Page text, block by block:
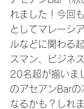
れました！今回
としてマレーシ
ルなどに関わる
スマン、ビジネ
20名超が揃いま
のアセアンBarの
なるかも？しれ